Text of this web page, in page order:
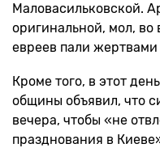
Маловасильковской.
оригинальной, мол,
евреев пали
Кроме того, в этот день
общины объявил, что
вечера, чтобы «не
празднования в